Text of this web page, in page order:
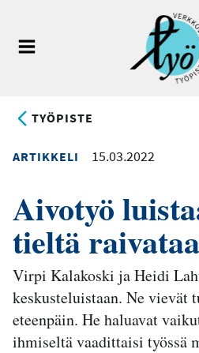
pääsisältöön
TYÖPISTE
ARTIKKELI 15.03.2022
Aivotyö
tieltä
Virpi Kalakoski ja Heidi
keskusteluistaan. Ne vievät
eteenpäin. He haluavat
ihmiseltä vaadittaisi työssä